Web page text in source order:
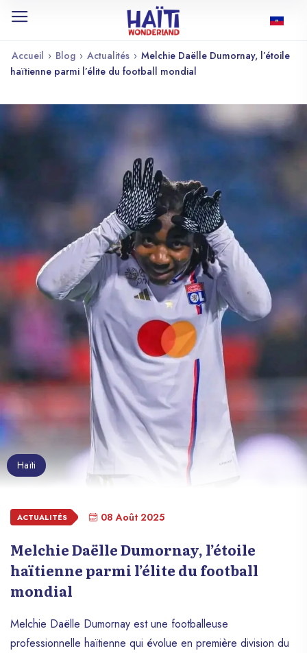
Accueil › Blog › Actualités › Melchie Daëlle Dumornay, l’étoile
haïtienne parmi l’élite du football mondial
Haïti
ACTUALITÉS 08 Août 2025
Melchie Daëlle Dumornay, l’étoile
haïtienne parmi l’élite du football
mondial
Melchie Daëlle Dumornay est une footballeuse
professionnelle haïtienne qui évolue en première division du